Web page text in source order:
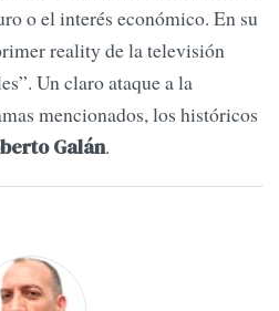
o el interés económico. En su
reality de la televisión
Un claro ataque a la
mencionados, los históricos
Galán.